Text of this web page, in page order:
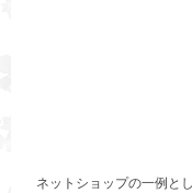
ネットショップの一例と